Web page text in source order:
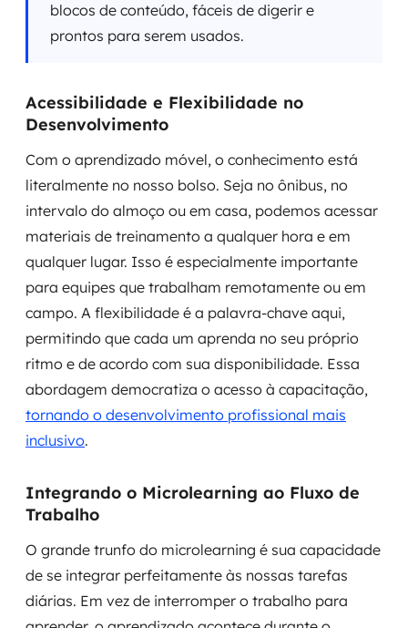
blocos de conteúdo, fáceis de digerir e
prontos para serem usados.
Acessibilidade e Flexibilidade no
Desenvolvimento
Com o aprendizado móvel, o conhecimento está
literalmente no nosso bolso. Seja no ônibus, no
intervalo do almoço ou em casa, podemos acessar
materiais de treinamento a qualquer hora e em
qualquer lugar. Isso é especialmente importante
para equipes que trabalham remotamente ou em
campo. A flexibilidade é a palavra-chave aqui,
permitindo que cada um aprenda no seu próprio
ritmo e de acordo com sua disponibilidade. Essa
abordagem democratiza o acesso à capacitação,
tornando o desenvolvimento profissional mais
inclusivo.
Integrando o Microlearning ao Fluxo de
Trabalho
O grande trunfo do microlearning é sua capacidade
de se integrar perfeitamente às nossas tarefas
diárias. Em vez de interromper o trabalho para